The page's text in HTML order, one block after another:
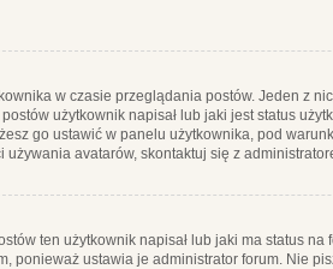
w czasie przeglądania postów. Jeden z
użytkownik napisał lub jaki jest status
go ustawić w panelu użytkownika, pod
avatarów, skontaktuj się z
ten użytkownik napisał lub jaki ma status na
ponieważ ustawia je administrator forum. Nie